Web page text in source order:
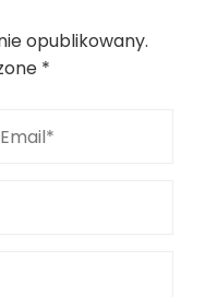
opublikowany.
*